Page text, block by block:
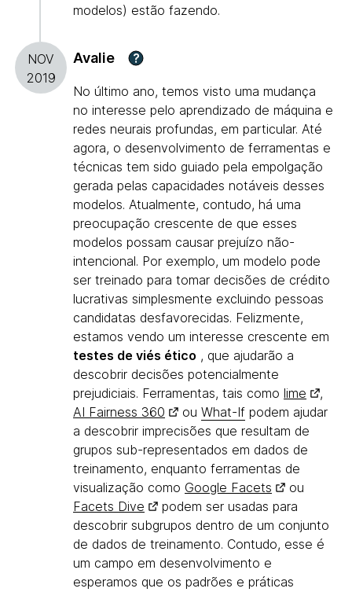
modelos) estão fazendo.
NOV
2019
Avalie ?
No último ano, temos visto uma mudança
no interesse pelo aprendizado de máquina e
redes neurais profundas, em particular. Até
agora, o desenvolvimento de ferramentas e
técnicas tem sido guiado pela empolgação
gerada pelas capacidades notáveis desses
modelos. Atualmente, contudo, há uma
preocupação crescente de que esses
modelos possam causar prejuízo não-
intencional. Por exemplo, um modelo pode
ser treinado para tomar decisões de crédito
lucrativas simplesmente excluindo pessoas
candidatas desfavorecidas. Felizmente,
estamos vendo um interesse crescente em
testes de viés ético , que ajudarão a
descobrir decisões potencialmente
prejudiciais. Ferramentas, tais como lime
,
AI Fairness 360
ou What-If podem ajudar
a descobrir imprecisões que resultam de
grupos sub-representados em dados de
treinamento, enquanto ferramentas de
visualização como Google Facets
ou
Facets Dive
podem ser usadas para
descobrir subgrupos dentro de um conjunto
de dados de treinamento. Contudo, esse é
um campo em desenvolvimento e
esperamos que os padrões e práticas